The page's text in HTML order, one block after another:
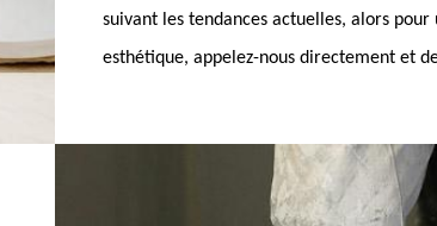
suivant les tendances actuelles, alors
esthétique, appelez-nous directement et